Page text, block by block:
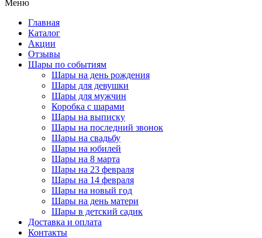
Меню
Главная
Каталог
Акции
Отзывы
Шары по событиям
Шары на день рождения
Шары для девушки
Шары для мужчин
Коробка с шарами
Шары на выписку
Шары на последний звонок
Шары на свадьбу
Шары на юбилей
Шары на 8 марта
Шары на 23 февраля
Шары на 14 февраля
Шары на новый год
Шары на день матери
Шары в детский садик
Доставка и оплата
Контакты